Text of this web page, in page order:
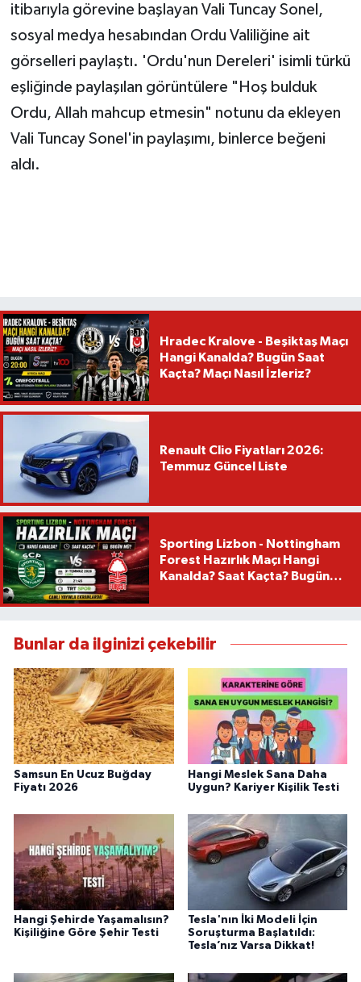
itibarıyla görevine başlayan Vali Tuncay Sonel,
sosyal medya hesabından Ordu Valiliğine ait
görselleri paylaştı. 'Ordu'nun Dereleri' isimli türkü
eşliğinde paylaşılan görüntülere "Hoş bulduk
Ordu, Allah mahcup etmesin" notunu da ekleyen
Vali Tuncay Sonel'in paylaşımı, binlerce beğeni
aldı.
Hradec Kralove - Beşiktaş Maçı
Hangi Kanalda? Bugün Saat
Kaçta? Maçı Nasıl İzleriz?
Renault Clio Fiyatları 2026:
Temmuz Güncel Liste
Sporting Lizbon - Nottingham
Forest Hazırlık Maçı Hangi
Kanalda? Saat Kaçta? Bugün
Bunlar da ilginizi çekebilir
Samsun En Ucuz Buğday
Fiyatı 2026
Hangi Meslek Sana Daha
Uygun? Kariyer Kişilik Testi
Hangi Şehirde Yaşamalısın?
Kişiliğine Göre Şehir Testi
Tesla'nın İki Modeli İçin
Soruşturma Başlatıldı:
Tesla’nız Varsa Dikkat!